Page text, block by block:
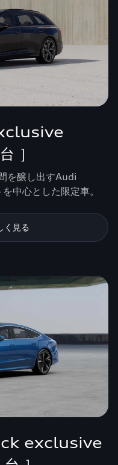
］
を醸し出すAudi
中心とした限定車。
く見る
exclusive